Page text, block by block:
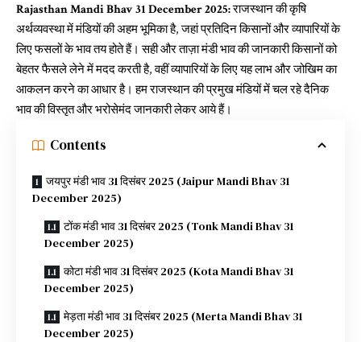
Rajasthan Mandi Bhav 31 December 2025:राजस्थान की कृषि
अर्थव्यवस्था में मंडियों की अहम भूमिका है, जहां प्रतिदिन किसानों और व्यापारियों के
लिए फसलों के भाव तय होते हैं। सही और ताज़ा मंडी भाव की जानकारी किसानों को
बेहतर फैसले लेने में मदद करती है, वहीं व्यापारियों के लिए यह लाभ और जोखिम का
आकलन करने का आधार है। हम राजस्थान की प्रमुख मंडियों में चल रहे दैनिक
भाव की विस्तृत और भरोसेमंद जानकारी लेकर आये हैं।
Contents
जयपुर मंडी भाव 31 दिसंबर 2025 (Jaipur Mandi Bhav 31
December 2025)
टोंक मंडी भाव 31 दिसंबर 2025 (Tonk Mandi Bhav 31
December 2025)
कोटा मंडी भाव 31 दिसंबर 2025 (Kota Mandi Bhav 31
December 2025)
मेड़ता मंडी भाव 31 दिसंबर 2025 (Merta Mandi Bhav 31
December 2025)